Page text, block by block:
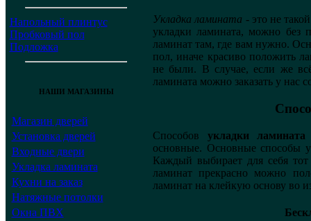
Напольный плинтус
Пробковый пол
Подложка
НАШИ МАГАЗИНЫ
Магазин дверей
Установка дверей
Входные двери
Укладка ламината
Кухни на заказ
Натяжные потолки
Окна ПВХ
Укладка ламината - это не
укладки ламината, можно без
ламинат там, где вам нужно.
пол, иначе красиво положить
не были. В случае, если же
ламината можно заказать у нас
Способов укладки ламината
основные. Основные способы
Каждый выбирает для себя
ламинат прекрасно можно
ламинат на клейкую основу во